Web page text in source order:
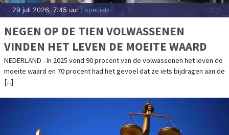
29 juli 2026, 7:45 uur | specials
NEGEN OP DE TIEN VOLWASSENEN
VINDEN HET LEVEN DE MOEITE WAARD
NEDERLAND - In 2025 vond 90 procent van de volwassenen het leven de
moeite waard en 70 procent had het gevoel dat ze iets bijdragen aan de
[...]